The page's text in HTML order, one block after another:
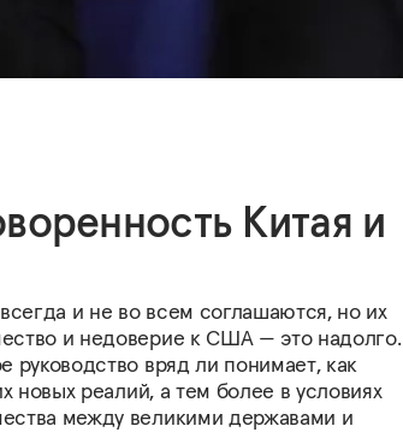
Китая и
и не во всем соглашаются, но их
и недоверие к США — это надолго.
руководство вряд ли понимает, как
новых реалий, а тем более в условиях
между великими державами и